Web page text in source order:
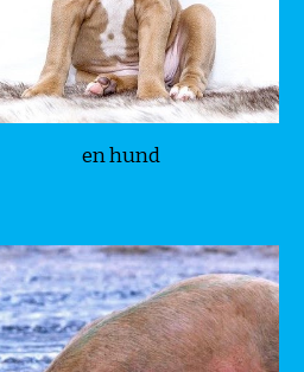
en hund